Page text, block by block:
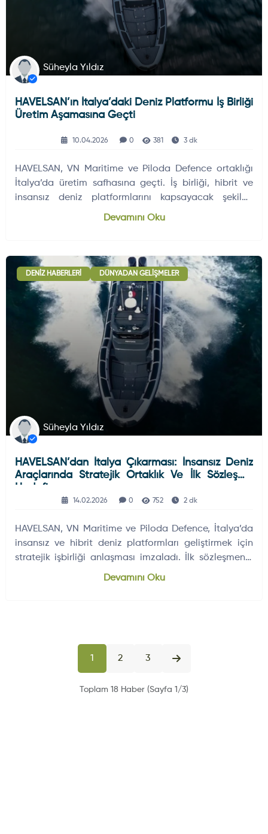
Süheyla Yıldız
HAVELSAN’ın İtalya’daki Deniz Platformu İş Birliği
Üretim Aşamasına Geçti
10.04.2026 0 381 3 dk
HAVELSAN, VN Maritime ve Piloda Defence ortaklığı
İtalya’da üretim safhasına geçti. İş birliği, hibrit ve
insansız deniz platformlarını kapsayacak şekilde
Devamını Oku
DENIZ HABERLERI DÜNYADAN GELIŞMELER
Süheyla Yıldız
HAVELSAN’dan İtalya Çıkarması: İnsansız Deniz
Araçlarında Stratejik Ortaklık Ve İlk Sözleşme
Hedefi
14.02.2026 0 752 2 dk
HAVELSAN, VN Maritime ve Piloda Defence, İtalya’da
insansız ve hibrit deniz platformları geliştirmek için
stratejik işbirliği anlaşması imzaladı. İlk sözleşmenin
2026’nın ilk yarısında yapılması hedefleniyor.
Devamını Oku
1 2 3
Toplam 18 Haber (Sayfa 1/3)